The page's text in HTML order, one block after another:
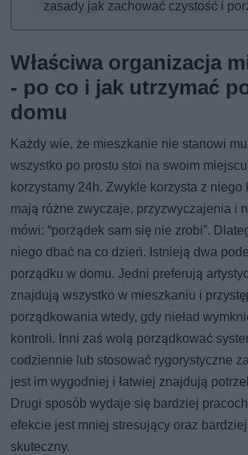
zasady jak zachować czystość i
Właściwa organizacja
- po co i jak utrzymać
domu
Każdy wie, że mieszkanie nie stanowi
wszystko po prostu stoi na swoim
korzystamy 24h. Zwykle korzysta z niego
mają różne zwyczaje, przyzwyczajenia i
mówi: “porządek sam się nie zrobi”.
niego dbać na co dzień. Istnieją dwa
porządku w domu. Jedni preferują
znajdują wszystko w mieszkaniu i
porządkowania wtedy, gdy nieład
kontroli. Inni zaś wolą porządkować
codziennie lub stosować rygorystyczne
jest im wygodniej i łatwiej znajdują
Drugi sposób wydaje się bardziej
efekcie jest mniej stresujący oraz
skuteczny.